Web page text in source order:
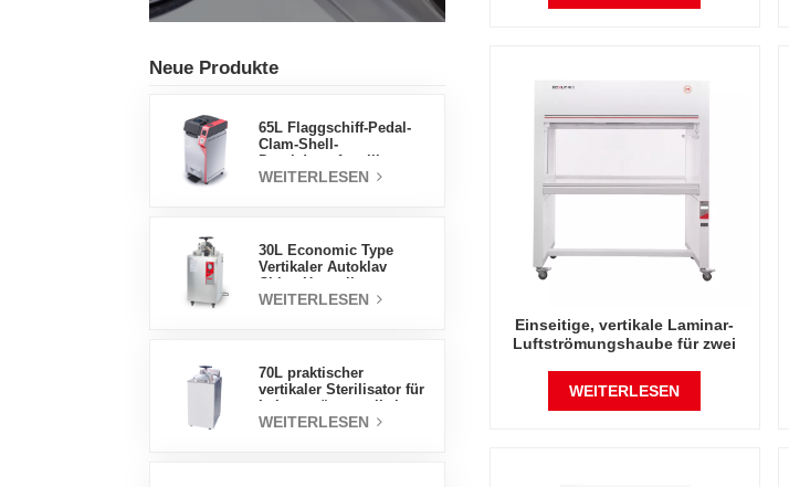
Neue Produkte
65L Flaggschiff-Pedal-
Clam-Shell-
Fabrik
WEITERLESEN
30L Economic Type
Vertikaler Autoklav
Druckdampfsterilisator
WEITERLESEN
70L praktischer
vertikaler Sterilisator für
Design,
WEITERLESEN
Einseitige, vertikale Laminar-
Luftströmungshaube für zwei
WEITERLESEN